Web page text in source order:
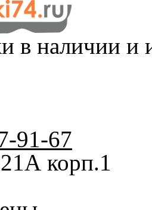
в наличии и
91-67
корп.1